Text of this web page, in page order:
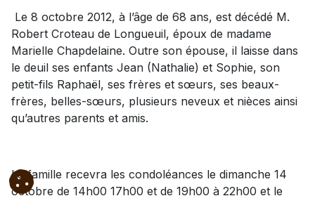
Le 8 octobre 2012, à l’âge de 68 ans, est décédé M.
Robert Croteau de Longueuil, époux de madame
Marielle Chapdelaine. Outre son épouse, il laisse dans
le deuil ses enfants Jean (Nathalie) et Sophie, son
petit-fils Raphaël, ses frères et sœurs, ses beaux-
frères, belles-sœurs, plusieurs neveux et nièces ainsi
qu’autres parents et amis.
La famille recevra les condoléances le dimanche 14
octobre de 14h00 17h00 et de 19h00 à 22h00 et le